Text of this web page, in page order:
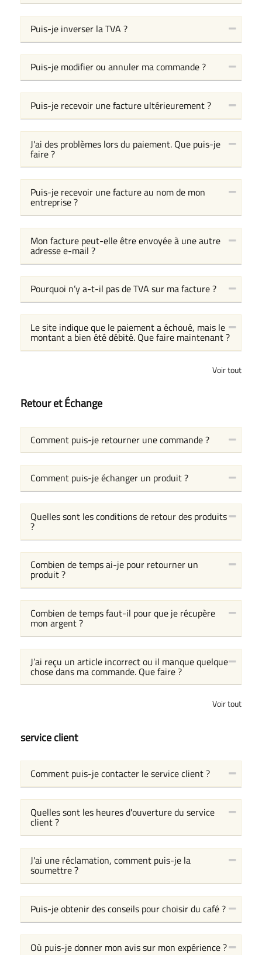
Puis-je inverser la TVA ?
Puis-je modifier ou annuler ma commande ?
Puis-je recevoir une facture ultérieurement ?
J'ai des problèmes lors du paiement. Que puis-je
faire ?
Puis-je recevoir une facture au nom de mon
entreprise ?
Mon facture peut-elle être envoyée à une autre
adresse e-mail ?
Pourquoi n’y a-t-il pas de TVA sur ma facture ?
Le site indique que le paiement a échoué, mais le
montant a bien été débité. Que faire maintenant ?
Voir tout
Retour et Échange
Comment puis-je retourner une commande ?
Comment puis-je échanger un produit ?
Quelles sont les conditions de retour des produits
?
Combien de temps ai-je pour retourner un
produit ?
Combien de temps faut-il pour que je récupère
mon argent ?
J’ai reçu un article incorrect ou il manque quelque
chose dans ma commande. Que faire ?
Voir tout
service client
Comment puis-je contacter le service client ?
Quelles sont les heures d'ouverture du service
client ?
J'ai une réclamation, comment puis-je la
soumettre ?
Puis-je obtenir des conseils pour choisir du café ?
Où puis-je donner mon avis sur mon expérience ?